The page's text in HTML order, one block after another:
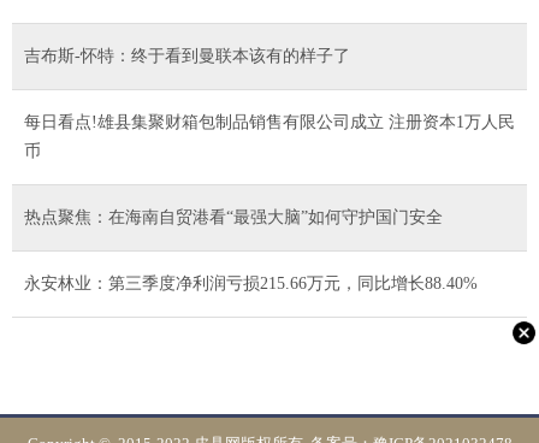
吉布斯-怀特：终于看到曼联本该有的样子了
每日看点!雄县集聚财箱包制品销售有限公司成立 注册资本1万人民
币
热点聚焦：在海南自贸港看“最强大脑”如何守护国门安全
永安林业：第三季度净利润亏损215.66万元，同比增长88.40%